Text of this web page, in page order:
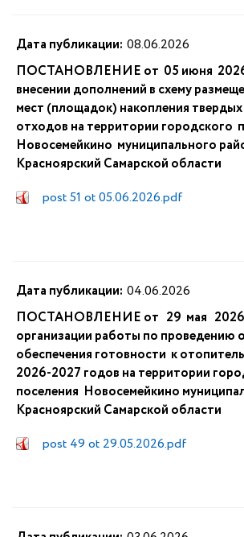
Дата публикации: 08.06.2026
ПОСТАНОВЛЕНИЕ от 05 июня
внесении дополнений в схему
мест (площадок) накопления
отходов на территории городского
Новосемейкино муниципального
Красноярский Самарской области
post 51 ot 05.06.2026.pdf
Дата публикации: 04.06.2026
ПОСТАНОВЛЕНИЕ от 29 мая
организации работы по проведению
обеспечения готовности к
2026-2027 годов на территории
поселения Новосемейкино
Красноярский Самарской области
post 49 ot 29.05.2026.pdf